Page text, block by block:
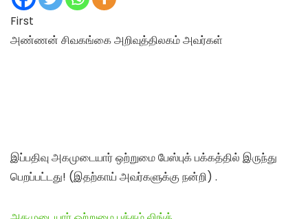
First
அண்ணன் சிவகங்கை அறிவுத்திலகம் அவர்கள்
இப்பதிவு அகமுடையார் ஒற்றுமை பேஸ்புக் பக்கத்தில் இருந்து
பெறப்பட்டது! (இதற்காய் அவர்களுக்கு நன்றி) .